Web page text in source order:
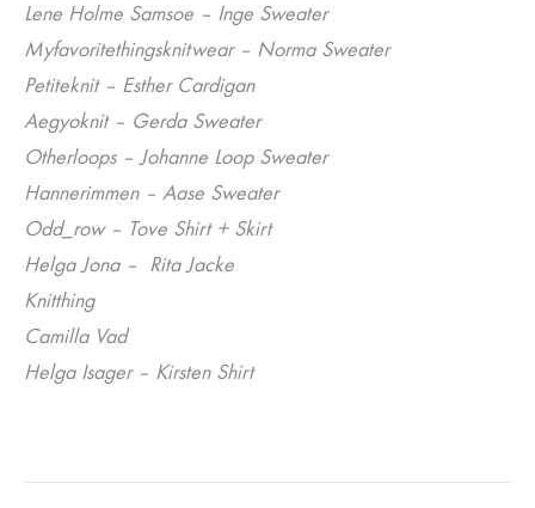
Lene Holme Samsoe – Inge Sweater
Myfavoritethingsknitwear – Norma Sweater
Petiteknit – Esther Cardigan
Aegyoknit – Gerda Sweater
Otherloops – Johanne Loop Sweater
Hannerimmen – Aase Sweater
Odd_row – Tove Shirt + Skirt
Helga Jona – Rita Jacke
Knitthing
Camilla Vad
Helga Isager – Kirsten Shirt